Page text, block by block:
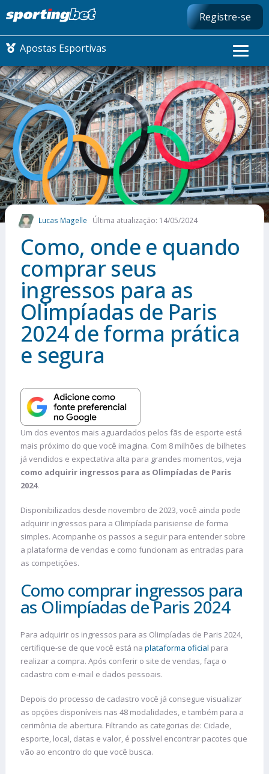
Registre-se
Apostas Esportivas
CONMEBOL LIBERTADORES
FUTEBOL NACIONAL
FUTEBOL INTERNACIONAL
COMO APOSTAR
MAIS ESPORTES
Lucas Magelle Última atualização: 14/05/2024
Como, onde e quando
comprar seus
ingressos para as
Olimpíadas de Paris
2024 de forma prática
e segura
Um dos eventos mais aguardados pelos fãs de esporte está
mais próximo do que você imagina. Com 8 milhões de bilhetes
já vendidos e expectativa alta para grandes momentos, veja
como adquirir ingressos para as Olimpíadas de Paris
2024.
Disponibilizados desde novembro de 2023, você ainda pode
adquirir ingressos para a Olimpíada parisiense de forma
simples. Acompanhe os passos a seguir para entender sobre
a plataforma de vendas e como funcionam as entradas para
as competições.
Como comprar ingressos para
as Olimpíadas de Paris 2024
Para adquirir os ingressos para as Olimpíadas de Paris 2024,
certifique-se de que você está na plataforma oficial para
realizar a compra. Após conferir o site de vendas, faça o
cadastro com e-mail e dados pessoais.
Depois do processo de cadastro você já consegue visualizar
as opções disponíveis nas 48 modalidades, e também para a
cerimônia de abertura. Filtrando as categorias de: Cidade,
esporte, local, datas e valor, é possível encontrar pacotes que
vão ao encontro do que você busca.